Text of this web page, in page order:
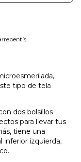
tipo de tela
dos bolsillos
para llevar tus
tiene una
inferior izquierda,